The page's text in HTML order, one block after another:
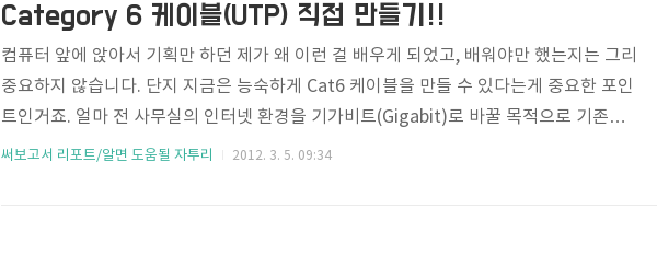
성도 뛰어난..
Category 6 케이블(UTP) 직접 만들기!!
컴퓨터 앞에 앉아서 기획만 하던 제가 왜 이런 걸 배우게 되었고, 배워야만 했는지는 그리
중요하지 않습니다. 단지 지금은 능숙하게 Cat6 케이블을 만들 수 있다는게 중요한 포인
트인거죠. 얼마 전 사무실의 인터넷 환경을 기가비트(Gigabit)로 바꿀 목적으로 기존의
Cat5e을 Cat6 케이블로 바꾸는 작업을 진행했습니다. 그 결과, 약 1.5~2배 가량 향상된
써보고서 리포트/알면 도움될 자투리 2012. 3. 5. 09:34